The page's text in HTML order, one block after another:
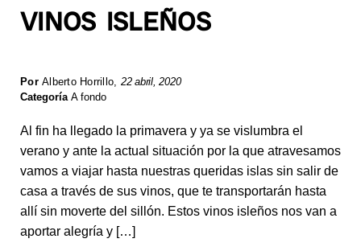
VINOS ISLEÑOS
PorAlberto Horrillo 22 abril, 2020
Categoría A fondo
Al fin ha llegado la primavera y ya se vislumbra el
verano y ante la actual situación por la que atravesamos
vamos a viajar hasta nuestras queridas islas sin salir de
casa a través de sus vinos, que te transportarán hasta
allí sin moverte del sillón. Estos vinos isleños nos van a
aportar alegría y […]